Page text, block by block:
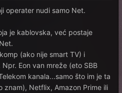
operater nudi samo Net.
je kablovska, već postaje
(ako nije smart TV) i
Eon van mreže (eto SBB
kanala...samo što im je ta
znam), Netflix, Amazon Prime ili